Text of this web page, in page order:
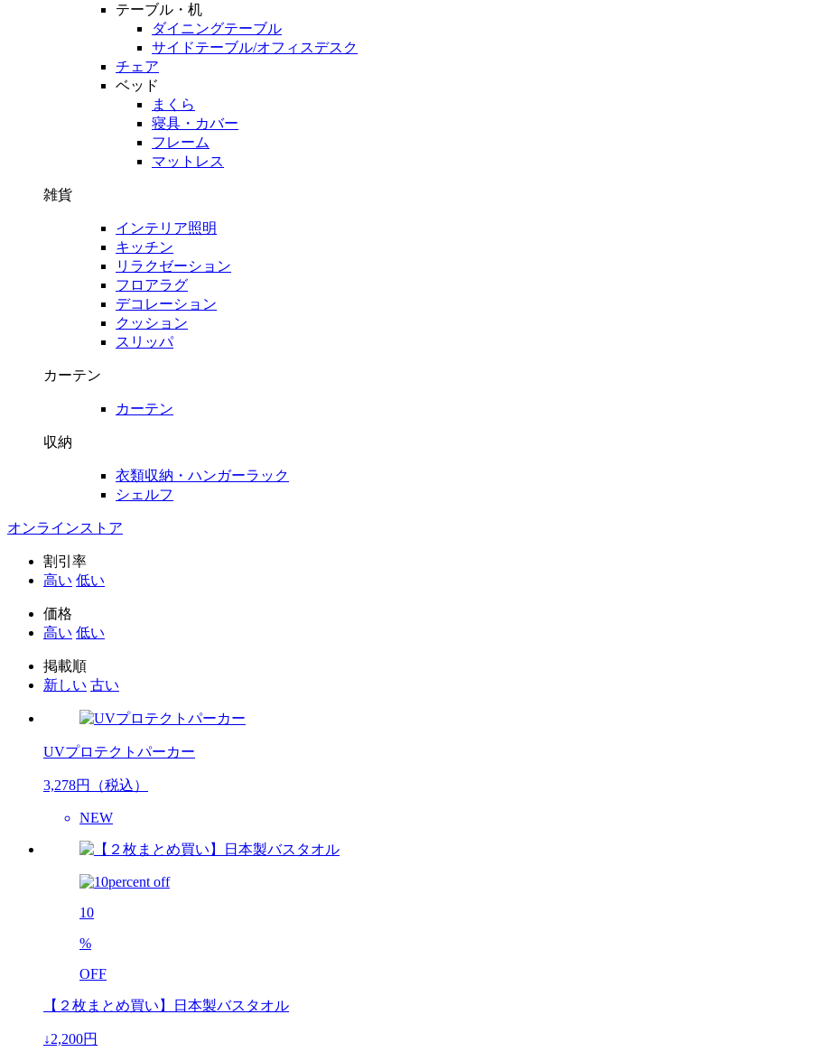
テーブル・机
ダイニングテーブル
サイドテーブル/オフィスデスク
チェア
ベッド
まくら
寝具・カバー
フレーム
マットレス
雑貨
インテリア照明
キッチン
リラクゼーション
フロアラグ
デコレーション
クッション
スリッパ
カーテン
カーテン
収納
衣類収納・ハンガーラック
シェルフ
オンラインストア
割引率
高い 低い
価格
高い 低い
掲載順
新しい 古い
UVプロテクトパーカー
3,278円（税込）
NEW
10
%
OFF
【２枚まとめ買い】日本製バスタオル
↓2,200円